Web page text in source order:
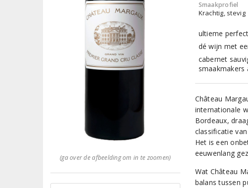
(ga over de afbeelding om in te zoomen)
Smaakprofiel
Krachtig, stevig
ultieme
dé wijn met
cabernet
Château
internationale
Bordeaux,
classificatie
Het is een
eeuwenlang
Wat Château
balans tussen